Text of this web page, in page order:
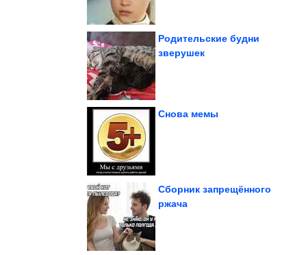
Родительские будни
зверушек
Снова мемы
Сборник запрещённого
ржача